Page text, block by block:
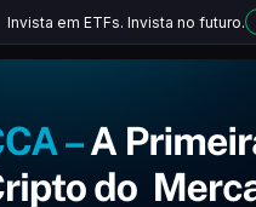
Invista em ETFs. Invista no futuro.